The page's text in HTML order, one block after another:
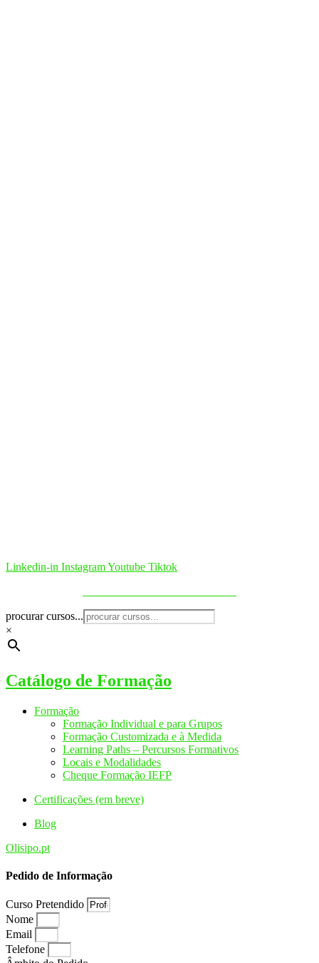
Linkedin-in InstagramYoutube Tiktok
procurar cursos...
×
Catálogo de Formação
Formação
Formação Individual e para Grupos
Formação Customizada e à Medida
Learning Paths – Percursos Formativos
Locais e Modalidades
Cheque Formação IEFP
Certificações (em breve)
Blog
Olisipo.pt
Pedido de Informação
Curso Pretendido
Nome
Email
Telefone